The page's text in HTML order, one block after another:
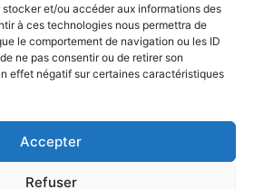
et/ou accéder aux informations des
à ces technologies nous permettra de
le comportement de navigation ou les ID
ne pas consentir ou de retirer son
effet négatif sur certaines caractéristiques
Accepter
Refuser
de travail des professionnels du
à prévenir la perte d’autonomie.